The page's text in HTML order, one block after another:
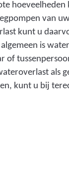
hoeveelheden
van
kunt u
is
of
als
kunt u bij